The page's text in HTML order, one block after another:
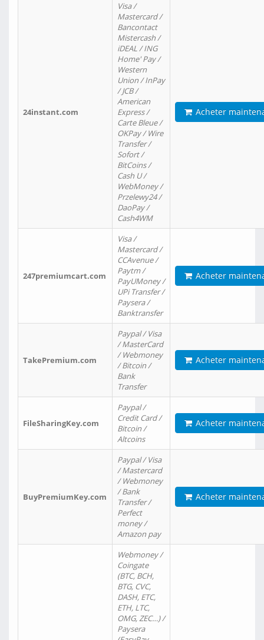
24instant.com
Visa /
Mastercard /
Bancontact
Mistercash /
iDEAL / ING
Home' Pay /
Western
Union / InPay
/ JCB /
American
Express /
Carte Bleue /
OKPay / Wire
Transfer /
Sofort /
BitCoins /
Cash U /
WebMoney /
Przelewy24 /
DaoPay /
Cash4WM
Acheter
247premiumcart.com
Visa /
Mastercard /
CCAvenue /
Paytm /
PayUMoney /
UPi Transfer /
Paysera /
Banktransfer
Acheter
TakePremium.com
Paypal / Visa
/ MasterCard
/ Webmoney
/ Bitcoin /
Bank
Transfer
Acheter
FileSharingKey.com
Paypal /
Credit Card /
Bitcoin /
Altcoins
Acheter
BuyPremiumKey.com
Paypal / Visa
/ Mastercard
/ Webmoney
/ Bank
Transfer /
Perfect
money /
Amazon pay
Acheter
Webmoney /
Coingate
(BTC, BCH,
BTG, CVC,
DASH, ETC,
ETH, LTC,
OMG, ZEC…) /
Paysera